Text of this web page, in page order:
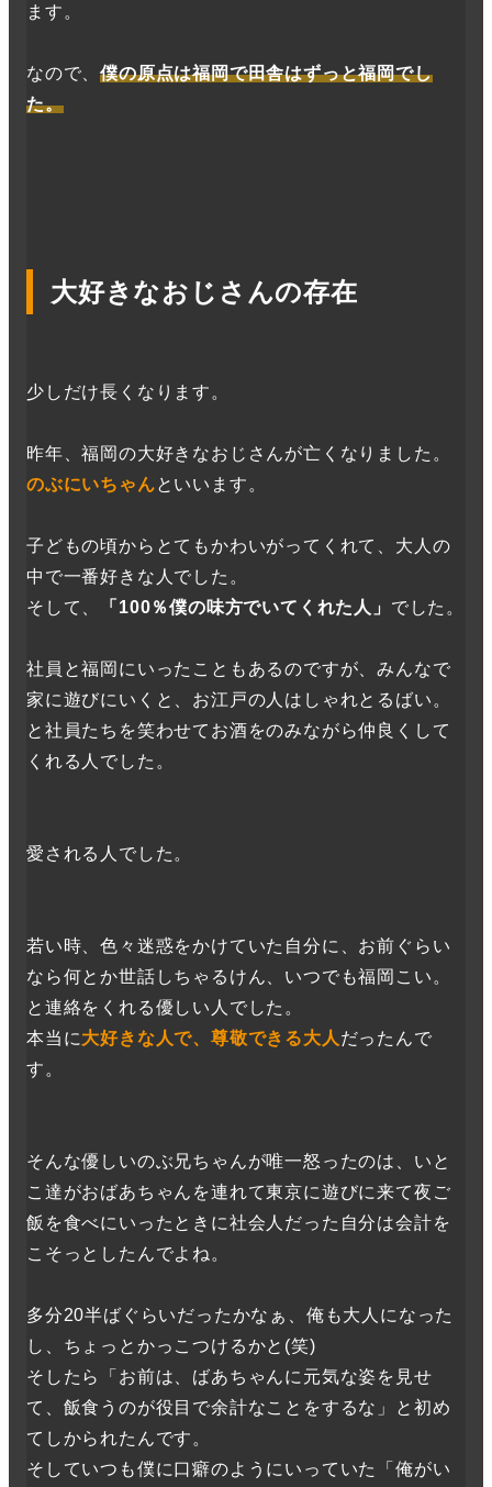
ます。
なので、僕の原点は福岡で田舎はずっと福岡でし
た。
大好きなおじさんの存在
少しだけ長くなります。
昨年、福岡の大好きなおじさんが亡くなりました。
のぶにいちゃんといいます。
子どもの頃からとてもかわいがってくれて、大人の
中で一番好きな人でした。
そして、
「100％僕の味方でいてくれた人」 でした。
社員と福岡にいったこともあるのですが、みんなで
家に遊びにいくと、お江戸の人はしゃれとるばい。
と社員たちを笑わせてお酒をのみながら仲良くして
くれる人でした。
愛される人でした。
若い時、色々迷惑をかけていた自分に、お前ぐらい
なら何とか世話しちゃるけん、いつでも福岡こい。
と連絡をくれる優しい人でした。
本当に大好きな人で、尊敬できる大人 だったんで
す。
そんな優しいのぶ兄ちゃんが唯一怒ったのは、いと
こ達がおばあちゃんを連れて東京に遊びに来て夜ご
飯を食べにいったときに社会人だった自分は会計を
こそっとしたんでよね。
多分20半ばぐらいだったかなぁ、俺も大人になった
し、ちょっとかっこつけるかと(笑)
そしたら「お前は、ばあちゃんに元気な姿を見せ
て、飯食うのが役目で余計なことをするな」と初め
てしかられたんです。
そしていつも僕に口癖のようにいっていた「俺がい